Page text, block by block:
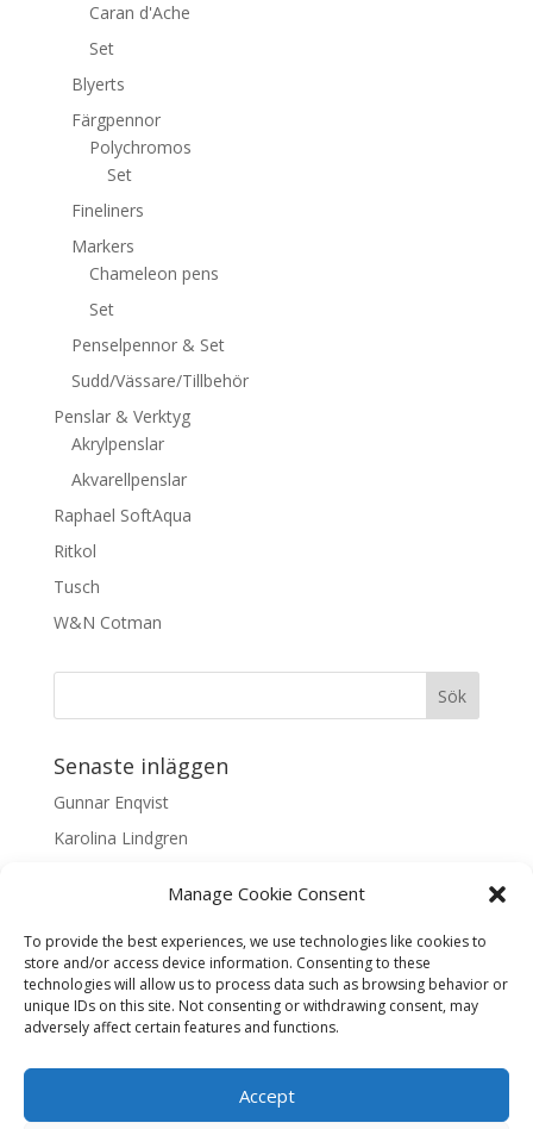
Manage Cookie Consent
To provide the best experiences, we use technologies like cookies to
store and/or access device information. Consenting to these
technologies will allow us to process data such as browsing behavior or
unique IDs on this site. Not consenting or withdrawing consent, may
adversely affect certain features and functions.
Accept
Caran d'Ache
Set
Blyerts
Färgpennor
Polychromos
Set
Fineliners
Markers
Chameleon pens
Set
Penselpennor & Set
Sudd/Vässare/Tillbehör
Penslar & Verktyg
Akrylpenslar
Akvarellpenslar
Raphael SoftAqua
Ritkol
Tusch
W&N Cotman
Senaste inläggen
Gunnar Enqvist
Karolina Lindgren
Samaneh Shabani Åhrling
Textarkiv
Textarkiv